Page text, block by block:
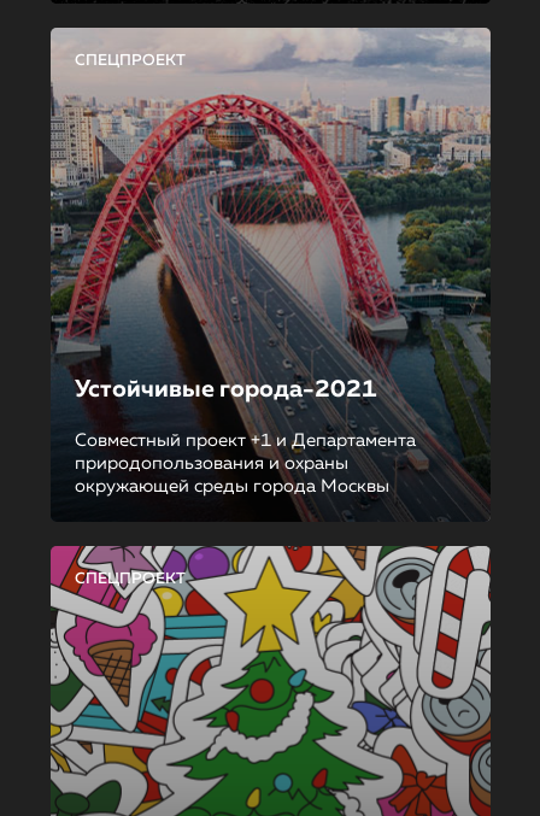
СПЕЦПРОЕКТ
Устойчивые города-2021
Совместный проект +1 и Департамента
природопользования и охраны
окружающей среды города Москвы
СПЕЦПРОЕКТ